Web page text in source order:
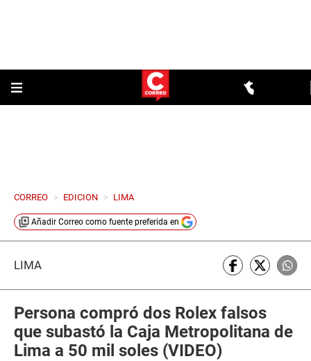
CORREO > EDICION > LIMA
Añadir Correo como fuente preferida en
LIMA
Persona compró dos Rolex falsos
que subastó la Caja Metropolitana de
Lima a 50 mil soles (VIDEO)